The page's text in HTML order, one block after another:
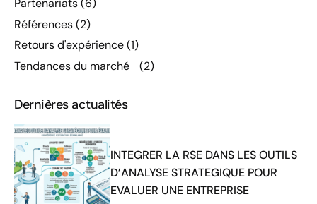
Partenariats(6)
Références(2)
Retours d'expérience(1)
Tendances du marché
(2)
Dernières actualités
INTEGRER LA RSE DANS LES OUTILS
D’ANALYSE STRATEGIQUE POUR
EVALUER UNE ENTREPRISE